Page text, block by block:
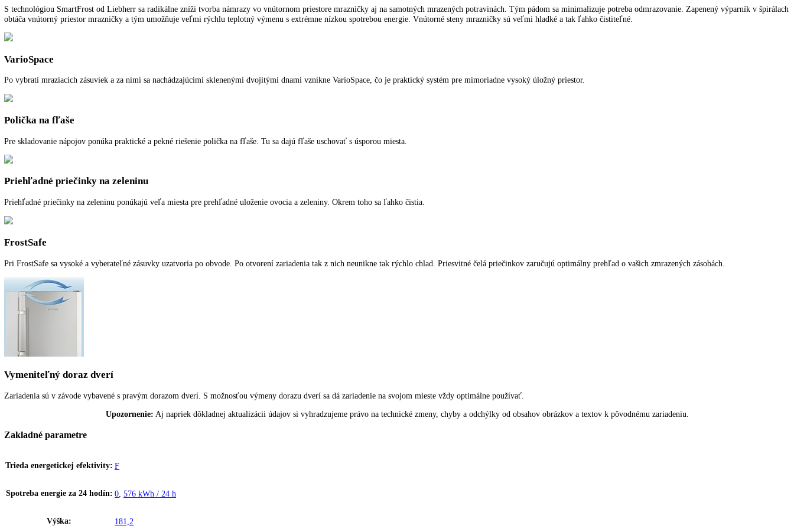
Spotreba energie za rok:211 kWh/ročne
Pre viac informácií o 5 ročnej záruke na spotrebiče LIEBHERRkliknite tu.
SmartFrost
S technológiou SmartFrost od Liebherr sa radikálne zníži tvorba námrazy vo vnútornom priestore mrazničky aj na samotných mrazených potravinách. Tým pádom sa minimalizuje potreba odmrazovanie.
obtáča vnútorný priestor mrazničky a tým umožňuje veľmi rýchlu teplotný výmenu s extrémne nízkou spotrebou energie. Vnútorné steny mrazničky sú veľmi hladké a tak ľahko čistiteľné.
VarioSpace
Po vybratí mraziacich zásuviek a za nimi sa nachádzajúcimi sklenenými dvojitými dnami vznikne VarioSpace, čo je praktický systém pre mimoriadne vysoký úložný priestor.
Polička na fľaše
Priehľadné priečinky na zeleninu
Priehľadné priečinky na zeleninu ponúkajú veľa miesta pre prehľadné uloženie ovocia a zeleniny. Okrem toho sa ľahko čistia.
Pri FrostSafe sa vysoké a vyberateľné zásuvky uzatvoria po obvode. Po otvorení zariadenia tak z nich neunikne tak rýchlo chlad. Priesvitné čelá priečinkov zaručujú optimálny prehľad o vašich zmrazených